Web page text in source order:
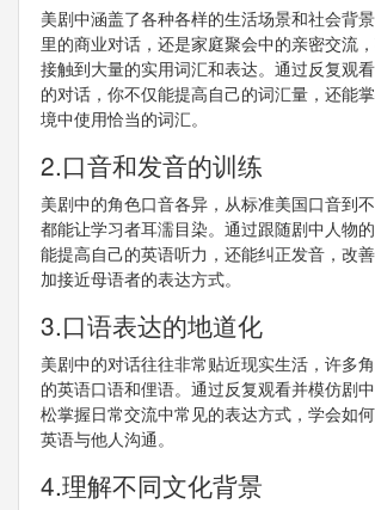
美剧中涵盖了各种各样的生活场景和社会背
里的商业对话，还是家庭聚会中的亲密交流
接触到大量的实用词汇和表达。通过反复观
的对话，你不仅能提高自己的词汇量，还能
境中使用恰当的词汇。
2.口音和发音的训练
美剧中的角色口音各异，从标准美国口音到
都能让学习者耳濡目染。通过跟随剧中人物
能提高自己的英语听力，还能纠正发音，改
加接近母语者的表达方式。
3.口语表达的地道化
美剧中的对话往往非常贴近现实生活，许多
的英语口语和俚语。通过反复观看并模仿剧
松掌握日常交流中常见的表达方式，学会如
英语与他人沟通。
4.理解不同文化背景